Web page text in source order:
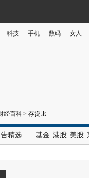
科技 手机 数码 女人
经百科 > 存贷比
精选 基金 港股 美股